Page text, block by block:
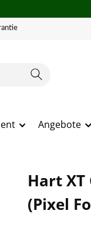
Angebote
Hart XT
(Pixel